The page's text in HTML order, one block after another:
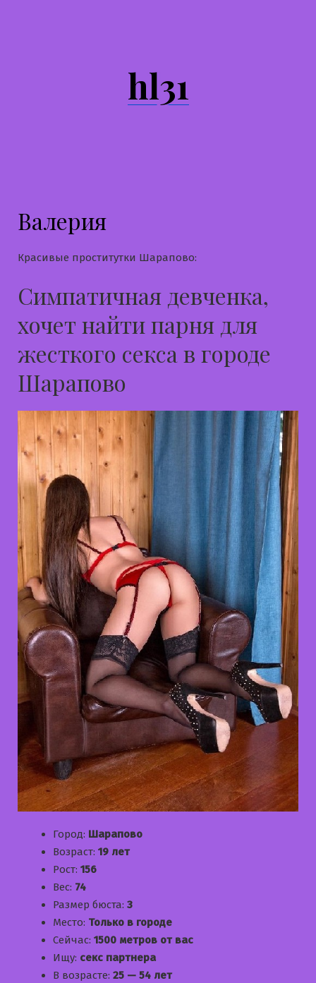
hl31
Валерия
Красивые проститутки Шарапово:
Симпатичная девченка,
хочет найти парня для
жесткого секса в городе
Шарапово
Город: Шарапово
Возраст: 19 лет
Рост: 156
Вес: 74
Размер бюста: 3
Место: Только в городе
Сейчас: 1500 метров от вас
Ищу: секс партнера
В возрасте: 25 — 54 лет